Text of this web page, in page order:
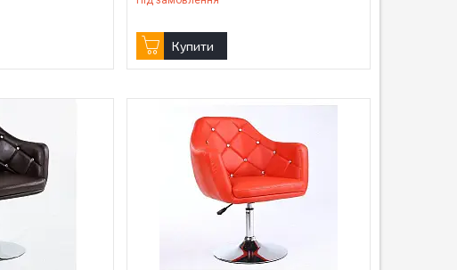
Купити